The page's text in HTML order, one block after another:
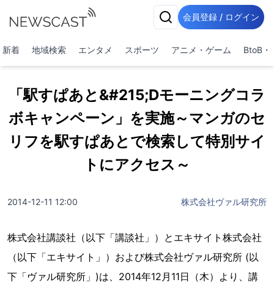
会員登録 / ログイン
新着 地域検索 エンタメ スポーツ アニメ・ゲーム BtoB・
「駅すぱあと&#215;Dモーニングコラ
ボキャンペーン」を実施～マンガのセ
リフを駅すぱあとで検索して特別サイ
トにアクセス～
2014-12-11 12:00 株式会社ヴァル研究所
株式会社講談社（以下「講談社」）とエキサイト株式会社
（以下「エキサイト」）および株式会社ヴァル研究所 (以
下「ヴァル研究所」)は、2014年12月11日（木）より、講